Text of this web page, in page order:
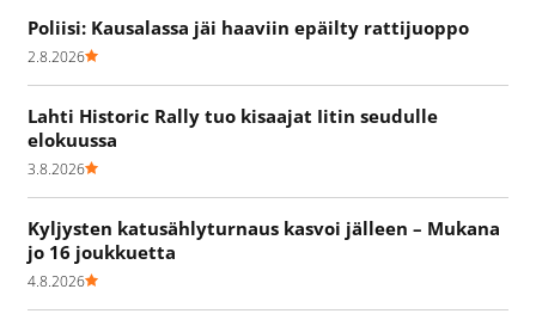
Poliisi: Kausalassa jäi haaviin epäilty rattijuoppo
2.8.2026
Lahti Historic Rally tuo kisaajat Iitin seudulle
elokuussa
3.8.2026
Kyljysten katusählyturnaus kasvoi jälleen – Mukana
jo 16 joukkuetta
4.8.2026